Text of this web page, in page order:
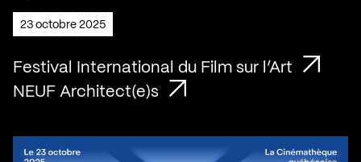
23 octobre 2025
Festival International du Film sur l’Art
NEUF Architect(e)s